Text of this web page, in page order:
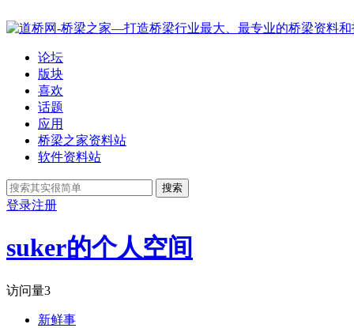
论坛
版块
喜欢
话题
应用
桥梁之家资料站
软件资料站
搜索
登录注册
suker的个人空间
访问量3
新鲜事